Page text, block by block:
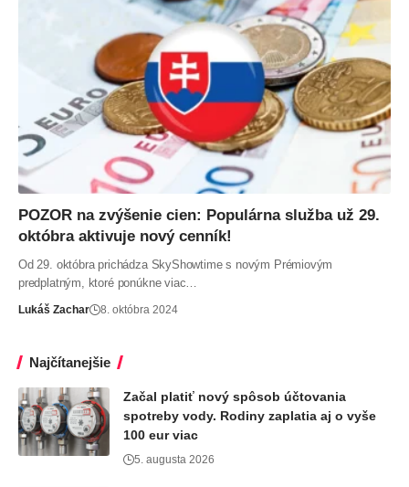
POZOR na zvýšenie cien: Populárna služba už 29.
októbra aktivuje nový cenník!
Od 29. októbra prichádza SkyShowtime s novým Prémiovým
predplatným, ktoré ponúkne viac…
Lukáš Zachar 8. októbra 2024
Najčítanejšie
Začal platiť nový spôsob účtovania
spotreby vody. Rodiny zaplatia aj o vyše
100 eur viac
5. augusta 2026